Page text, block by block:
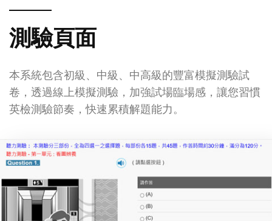
測驗頁面
本系統包含初級、中級、中高級的豐富模擬測驗試
卷，透過線上模擬測驗，加強試場臨場感，讓您習慣
英檢測驗節奏，快速累積解題能力。